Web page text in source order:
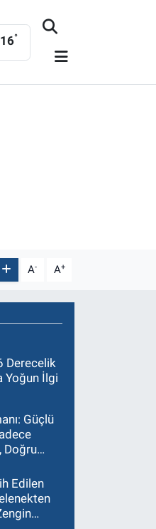
16°
A- A+
Derecelik
Yoğun İlgi
Güçlü
Doğru
Edilen